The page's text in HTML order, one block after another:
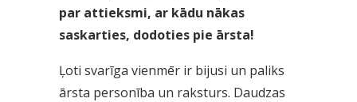
par attieksmi, ar kādu nākas
saskarties, dodoties pie ārsta!
Ļoti svarīga vienmēr ir bijusi un paliks
ārsta personība un raksturs. Daudzas